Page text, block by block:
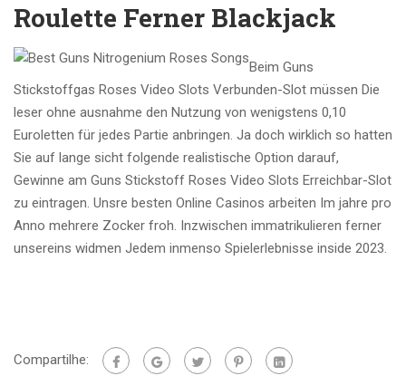
Roulette Ferner Blackjack
Beim Guns
Stickstoffgas Roses Video Slots Verbunden-Slot müssen Die
leser ohne ausnahme den Nutzung von wenigstens 0,10
Euroletten für jedes Partie anbringen. Ja doch wirklich so hatten
Sie auf lange sicht folgende realistische Option darauf,
Gewinne am Guns Stickstoff Roses Video Slots Erreichbar-Slot
zu eintragen. Unsre besten Online Casinos arbeiten Im jahre pro
Anno mehrere Zocker froh. Inzwischen immatrikulieren ferner
unsereins widmen Jedem inmenso Spielerlebnisse inside 2023.
Compartilhe: